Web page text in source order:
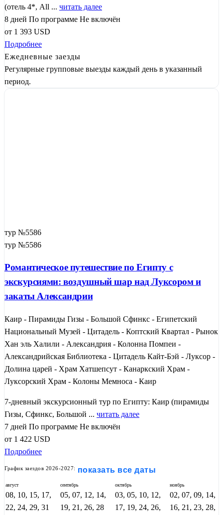
(отель 4*, All ... читать далее
8 дней По программе Не включён
от 1 393 USD
Подробнее
Ежедневные заезды
Регулярные групповые выезды каждый день в указанный
период.
тур №5586
тур №5586
Романтическое путешествие по Египту с
экскурсиями: воздушный шар над Луксором и
закаты Александрии
Каир - Пирамиды Гизы - Большой Сфинкс - Египетский
Национальный Музей - Цитадель - Коптский Квартал - Рынок
Хан эль Халили - Александрия - Колонна Помпеи -
Александрийская Библиотека - Цитадель Кайт-Бэй - Луксор -
Долина царей - Храм Хатшепсут - Канаркский Храм -
Луксорский Храм - Колоны Мемноса - Каир
7-дневный экскурсионный тур по Египту: Каир (пирамиды
Гизы, Сфинкс, Большой ... читать далее
7 дней По программе Не включён
от 1 422 USD
Подробнее
График заездов 2026-2027: показать все даты
август
08, 10, 15, 17,
22, 24, 29, 31
сентябрь
05, 07, 12, 14,
19, 21, 26, 28
октябрь
03, 05, 10, 12,
17, 19, 24, 26,
ноябрь
02, 07, 09, 14,
16, 21, 23, 28,